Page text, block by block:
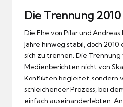
Die Trennung 2010
Die Ehe von Pilar und
Jahre hinweg stabil, doch 2010
sich zu trennen. Die Trennung
Medienberichten nicht von
Konflikten begleitet, sondern
schleichender Prozess, bei
einfach auseinanderlebten.